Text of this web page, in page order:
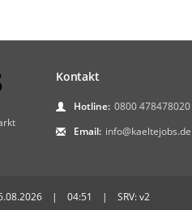
Kontakt
Hotline: 0800 478478020
Email: info@kaeltejobs.de
| 04:51 | SRV: v2